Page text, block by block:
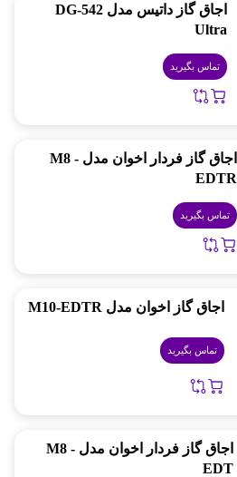
اجاق گاز داتیس مدل DG-542
Ultra
تماس بگیرید
اجاق گاز فردار اخوان مدل M8 -
EDTR
تماس بگیرید
اجاق گاز اخوان مدل M10-EDTR
تماس بگیرید
اجاق گاز فردار اخوان مدل M8 -
EDT